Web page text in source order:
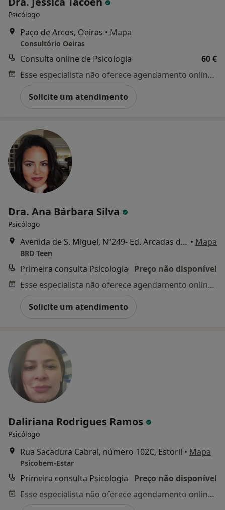
Psicólogo
Paço de Arcos, Oeiras • Mapa
Consultório Oeiras
Consulta online de Psicologia
60 €
Esse especialista não oferece agendamento online para esse endereço.
Solicite um atendimento
Dra. Ana Bárbara Silva
Psicólogo
Avenida de S. Miguel, Nº249- Ed. Arcadas de S. Miguel, Consultório 43, Carcavelos • Mapa
BRD Teen
Primeira consulta Psicologia
Preço não disponível
Esse especialista não oferece agendamento online para esse endereço.
Solicite um atendimento
Daliriana Rodrigues Ramos
Psicólogo
Rua Sacadura Cabral, número 102C, Estoril • Mapa
Psicobem-Estar
Primeira consulta Psicologia
Preço não disponível
Esse especialista não oferece agendamento online para esse endereço.